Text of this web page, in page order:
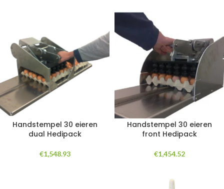
Handstempel 30 eieren
dual Hedipack
€1,548.93
Handstempel 30 eieren
front Hedipack
€1,454.52